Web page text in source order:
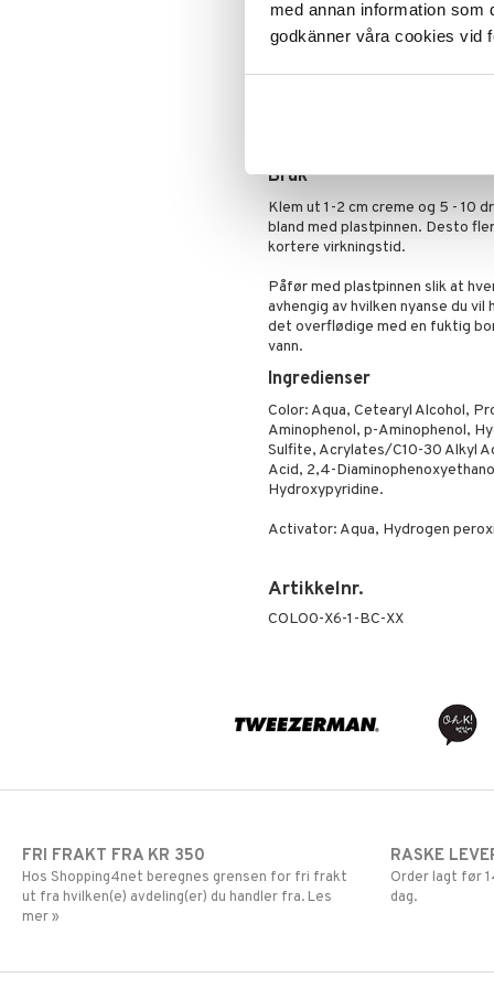
med annan information som
godkänner våra cookies vid
Inneholder:
Colorancreme, 6 g
En beholder å blande i.
Bruk
Klem ut 1-2 cm creme og 5 - 10
bland med plastpinnen. Desto
kortere virkningstid.
Påfør med plastpinnen slik at
avhengig av hvilken nyanse du
det overflødige med en fuktig
vann.
Ingredienser
Color: Aqua, Cetearyl Alcohol,
Aminophenol, p-Aminophenol,
Sulfite, Acrylates/C10-30 Alkyl
Acid, 2,4-
Hydroxypyridine.
Activator: Aqua, Hydrogen
Artikkelnr.
COLO0-X6-1-BC-XX
FRI FRAKT FRA KR 350
Hos Shopping4net beregnes grensen for fri frakt
ut fra hvilken(e) avdeling(er) du handler fra. Les
mer »
RASKE
Order lagt før
dag.